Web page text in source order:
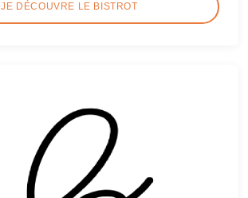
JE DÉCOUVRE LE BISTROT